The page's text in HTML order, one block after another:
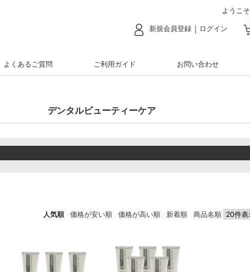
ようこそ
新規会員登録 ログイン
よくあるご質問 ご利用ガイド お問い合わせ
デンタルビューティーケア
人気順 価格が安い順 価格が高い順 新着順 商品名順